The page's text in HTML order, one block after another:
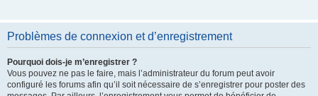
Problèmes de connexion et d’enregistrement
Pourquoi dois-je m’enregistrer ?
Vous pouvez ne pas le faire, mais l’administrateur du forum peut avoir
configuré les forums afin qu’il soit nécessaire de s’enregistrer pour poster des